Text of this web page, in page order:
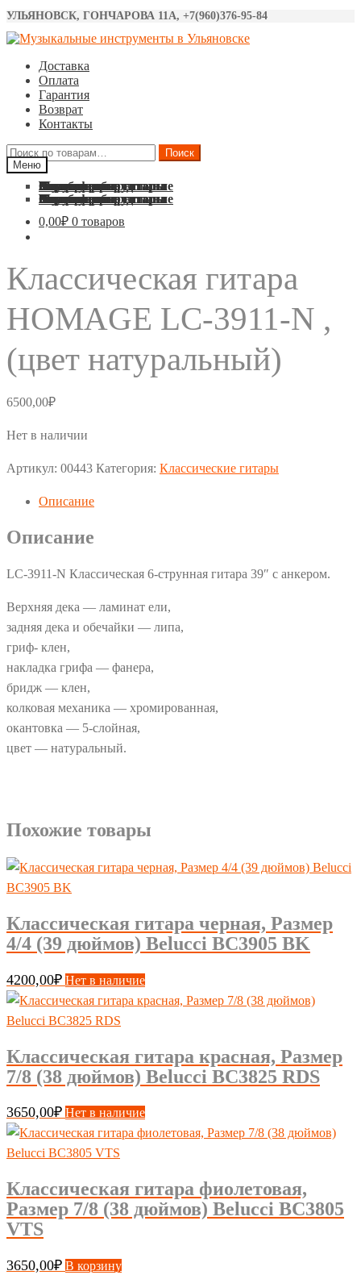
УЛЬЯНОВСК, ГОНЧАРОВА 11А, +7(960)376-95-84
Перейти
навигации
Перейти
содержимому
Доставка
Оплата
Гарантия
Возврат
Контакты
Искать:
Поиск
Меню
Акустические гитары
Классические гитары
Электро гитары
Бас гитары
Укулеле
Синтезаторы
Барабаны
Микрофоны
Звуковое оборудование
Струны
Аксессуары
Акустические гитары
Классические гитары
Электро гитары
Бас гитары
Укулеле
Синтезаторы
Барабаны
Микрофоны
Звуковое оборудование
Струны
Аксессуары
0,00₽ 0 товаров
Классическая гитара
HOMAGE LC-3911-N ,
(цвет натуральный)
6500,00₽
Нет в наличии
Артикул: 00443 Категория: Классические гитары
Описание
Описание
LC-3911-N Классическая 6-струнная гитара 39″ с анкером.
Верхняя дека — ламинат ели,
задняя дека и обечайки — липа,
гриф- клен,
накладка грифа — фанера,
бридж — клен,
колковая механика — хромированная,
окантовка — 5-слойная,
цвет — натуральный.
Похожие товары
Классическая гитара черная, Размер
4/4 (39 дюймов) Belucci BC3905 BK
4200,00₽ Нет в наличие
Классическая гитара красная, Размер
7/8 (38 дюймов) Belucci BC3825 RDS
3650,00₽ Нет в наличие
Классическая гитара фиолетовая,
Размер 7/8 (38 дюймов) Belucci BC3805
VTS
3650,00₽ В корзину